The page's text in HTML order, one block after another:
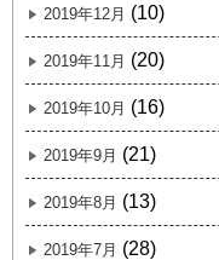
2019年12月 (10)
2019年11月 (20)
2019年10月 (16)
2019年9月 (21)
2019年8月 (13)
2019年7月 (28)